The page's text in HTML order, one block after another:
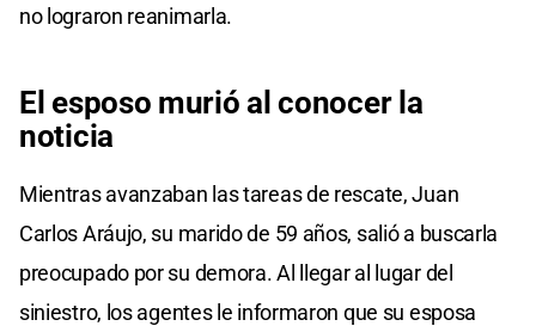
no lograron reanimarla.
El esposo murió al conocer la
noticia
Mientras avanzaban las tareas de rescate, Juan
Carlos Aráujo, su marido de 59 años, salió a buscarla
preocupado por su demora. Al llegar al lugar del
siniestro, los agentes le informaron que su esposa